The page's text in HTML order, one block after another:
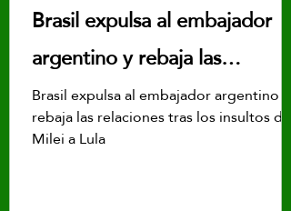
Brasil expulsa al embajador
argentino y rebaja las
relaciones tras los insultos de
Milei a Lula
Brasil expulsa al embajador argentino y
rebaja las relaciones tras los insultos de
Milei a Lula